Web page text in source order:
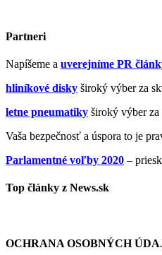
Partneri
Napíšeme a uverejníme PR
hliníkové disky široký výber za
letne pneumatiky široký výber za
Vaša bezpečnosť a úspora to je
Parlamentné voľby 2020 –
Top články z News.sk
OCHRANA OSOBNÝCH